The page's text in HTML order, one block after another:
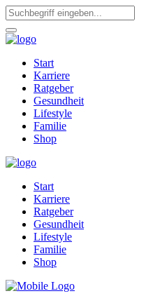
Start
Karriere
Ratgeber
Gesundheit
Lifestyle
Familie
Shop
Start
Karriere
Ratgeber
Gesundheit
Lifestyle
Familie
Shop